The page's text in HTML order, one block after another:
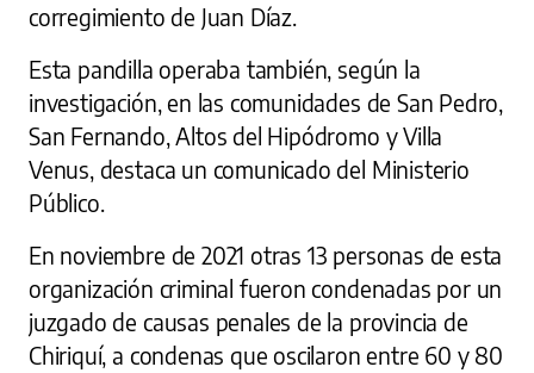
corregimiento de Juan Díaz.
Esta pandilla operaba también, según la
investigación, en las comunidades de San Pedro,
San Fernando, Altos del Hipódromo y Villa
Venus, destaca un comunicado del Ministerio
Público.
En noviembre de 2021 otras 13 personas de esta
organización criminal fueron condenadas por un
juzgado de causas penales de la provincia de
Chiriquí, a condenas que oscilaron entre 60 y 80